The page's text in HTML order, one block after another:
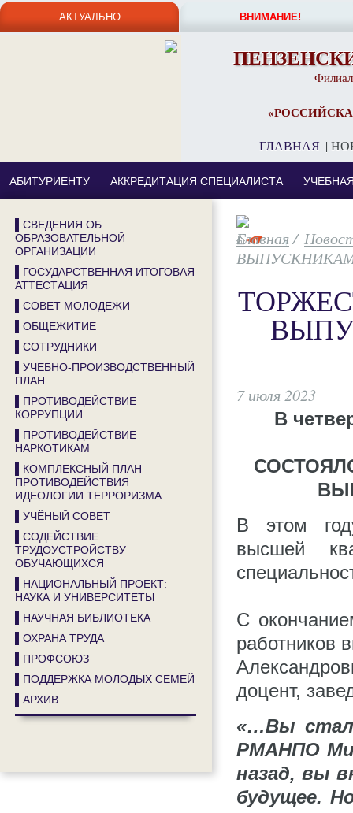
АКТУАЛЬНО ВНИМАНИЕ!
ГЛАВНАЯ |
АБИТУРИЕНТУ АККРЕДИТАЦИЯ СПЕЦИАЛИСТА
/
7 июля 2023
В
В этом
высшей
С
работников
доцент,
«…Вы
РМАНПО
назад, вы
будущее.
▌СВЕДЕНИЯ ОБ
ОБРАЗОВАТЕЛЬНОЙ
ОРГАНИЗАЦИИ
▌ГОСУДАРСТВЕННАЯ ИТОГОВАЯ
АТТЕСТАЦИЯ
▌СОВЕТ МОЛОДЕЖИ
▌ОБЩЕЖИТИЕ
▌СОТРУДНИКИ
▌УЧЕБНО-ПРОИЗВОДСТВЕННЫЙ
ПЛАН
▌ПРОТИВОДЕЙСТВИЕ
КОРРУПЦИИ
▌ПРОТИВОДЕЙСТВИЕ
НАРКОТИКАМ
▌КОМПЛЕКСНЫЙ ПЛАН
ПРОТИВОДЕЙСТВИЯ
ИДЕОЛОГИИ ТЕРРОРИЗМА
▌УЧЁНЫЙ СОВЕТ
▌СОДЕЙСТВИЕ
ТРУДОУСТРОЙСТВУ
ОБУЧАЮЩИХСЯ
▌НАЦИОНАЛЬНЫЙ ПРОЕКТ:
НАУКА И УНИВЕРСИТЕТЫ
▌НАУЧНАЯ БИБЛИОТЕКА
▌ОХРАНА ТРУДА
▌ПРОФСОЮЗ
▌ПОДДЕРЖКА МОЛОДЫХ СЕМЕЙ
▌АРХИВ